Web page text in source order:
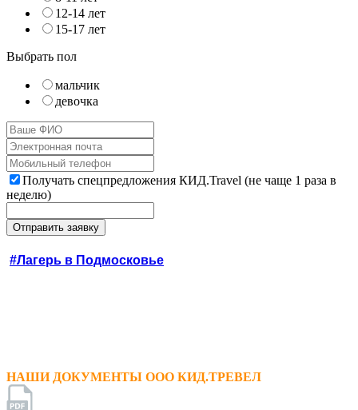
12-14 лет
15-17 лет
Выбрать пол
мальчик
девочка
Получать спецпредложения КИД.Travel (не чаще 1 раза в
неделю)
#Лагерь в Подмосковье
НАШИ ДОКУМЕНТЫ ООО КИД.ТРЕВЕЛ